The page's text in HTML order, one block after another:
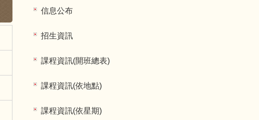
信息公布
招生資訊
課程資訊(開班總表)
課程資訊(依地點)
課程資訊(依星期)